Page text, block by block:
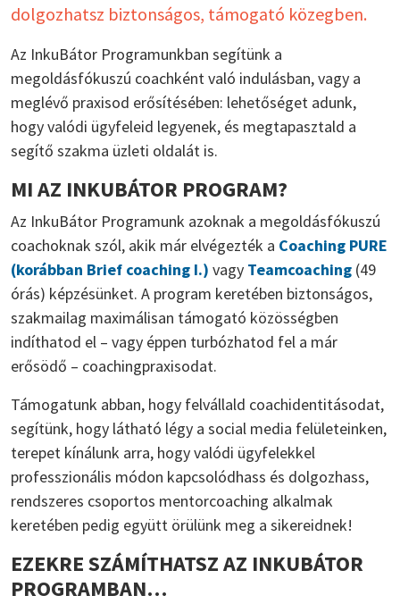
dolgozhatsz biztonságos, támogató közegben.
Az InkuBátor Programunkban segítünk a
megoldásfókuszú coachként való indulásban, vagy a
meglévő praxisod erősítésében: lehetőséget adunk,
hogy valódi ügyfeleid legyenek, és megtapasztald a
segítő szakma üzleti oldalát is.
MI AZ INKUBÁTOR PROGRAM?
Az InkuBátor Programunk azoknak a megoldásfókuszú
coachoknak szól, akik már elvégezték a Coaching PURE
(korábban Brief coaching I.) vagy Teamcoaching (49
órás) képzésünket. A program keretében biztonságos,
szakmailag maximálisan támogató közösségben
indíthatod el – vagy éppen turbózhatod fel a már
erősödő – coachingpraxisodat.
Támogatunk abban, hogy felvállald coachidentitásodat,
segítünk, hogy látható légy a social media felületeinken,
terepet kínálunk arra, hogy valódi ügyfelekkel
professzionális módon kapcsolódhass és dolgozhass,
rendszeres csoportos mentorcoaching alkalmak
keretében pedig együtt örülünk meg a sikereidnek!
EZEKRE SZÁMÍTHATSZ AZ INKUBÁTOR
PROGRAMBAN…